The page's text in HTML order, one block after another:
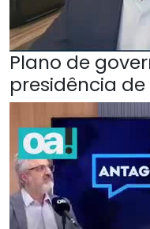
Plano de
presidência